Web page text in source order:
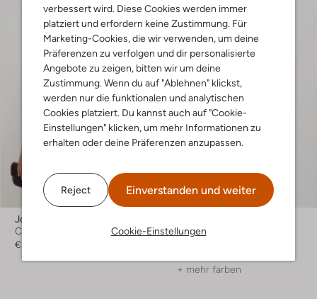
verbessert wird. Diese Cookies werden immer
platziert und erfordern keine Zustimmung. Für
Marketing-Cookies, die wir verwenden, um deine
Präferenzen zu verfolgen und dir personalisierte
Angebote zu zeigen, bitten wir um deine
Zustimmung. Wenn du auf "Ablehnen" klickst,
werden nur die funktionalen und analytischen
Cookies platziert. Du kannst auch auf "Cookie-
Einstellungen" klicken, um mehr Informationen zu
erhalten oder deine Präferenzen anzupassen.
Reject Einverstanden und weiter
Cookie-Einstellungen
Josh V
Cardigans
€ 159,99
Pullover
+ mehr farben